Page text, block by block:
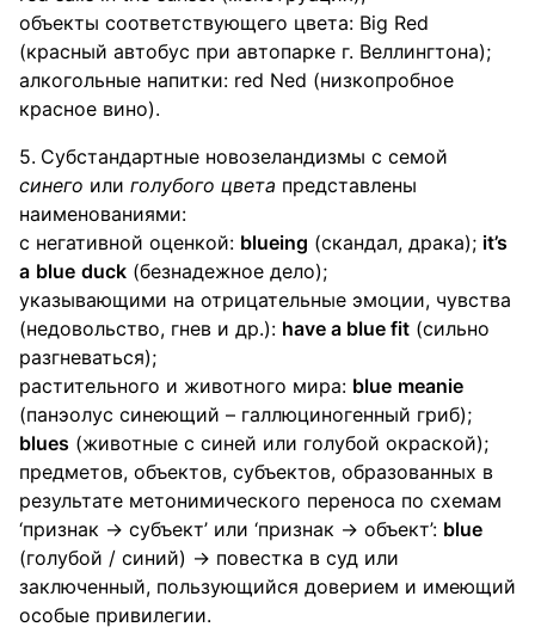
объекты соответствующего цвета: Big Red
(красный автобус при автопарке г. Веллингтона);
алкогольные напитки: red Ned (низкопробное
красное вино).
Субстандартные новозеландизмы с семой
синего или голубого цвета представлены
наименованиями:
с негативной оценкой: blueing (скандал, драка); it’s
a blue duck (безнадежное дело);
указывающими на отрицательные эмоции, чувства
(недовольство, гнев и др.): have a blue fit (сильно
разгневаться);
растительного и животного мира: blue meanie
(панэолус синеющий – галлюциногенный гриб);
blues (животные с синей или голубой окраской);
предметов, объектов, субъектов, образованных в
результате метонимического переноса по схемам
‘признак → субъект’ или ‘признак → объект’: blue
(голубой / синий) → повестка в суд или
заключенный, пользующийся доверием и имеющий
особые привилегии.